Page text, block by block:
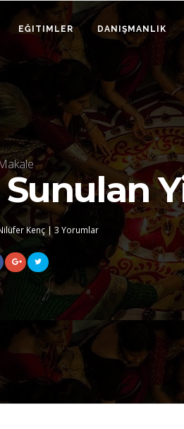
EĞITIMLER DANIŞMANLIK
Kenç | 3 Yorumlar